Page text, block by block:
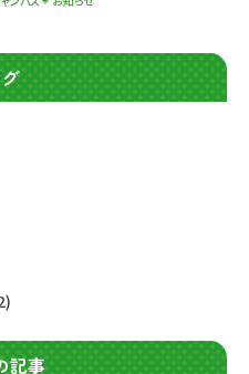
２０２
・２２日（日） ２日間の開催です
容のため、都合の良い方を選ん
記事